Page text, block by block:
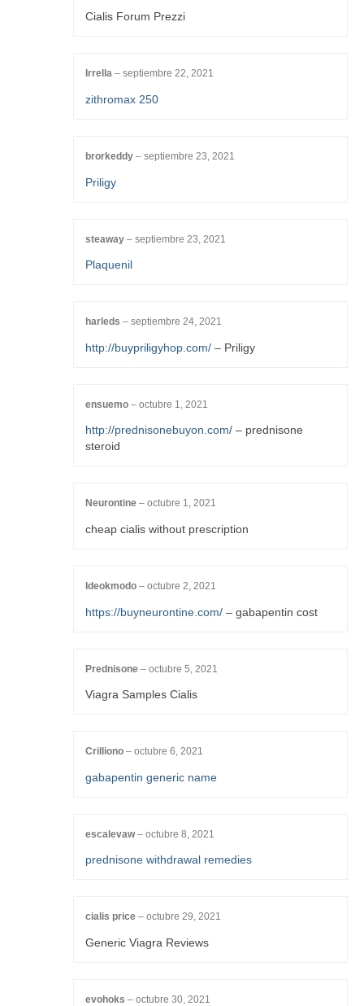
Cialis Forum Prezzi
Irrella – septiembre 22, 2021
zithromax 250
brorkeddy – septiembre 23, 2021
Priligy
steaway – septiembre 23, 2021
Plaquenil
harleds – septiembre 24, 2021
http://buypriligyhop.com/ – Priligy
ensuemo – octubre 1, 2021
http://prednisonebuyon.com/ – prednisone
steroid
Neurontine – octubre 1, 2021
cheap cialis without prescription
Ideokmodo – octubre 2, 2021
https://buyneurontine.com/ – gabapentin cost
Prednisone – octubre 5, 2021
Viagra Samples Cialis
Crilliono – octubre 6, 2021
gabapentin generic name
escalevaw– octubre 8, 2021
prednisone withdrawal remedies
cialis price – octubre 29, 2021
Generic Viagra Reviews
evohoks – octubre 30, 2021